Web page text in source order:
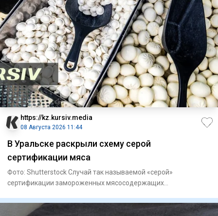
https://kz.kursiv.media
08 Августа 2026 11:44
В Уральске раскрыли схему серой
сертификации мяса
Фото: Shutterstock Случай так называемой «серой»
сертификации замороженных мясосодержащих